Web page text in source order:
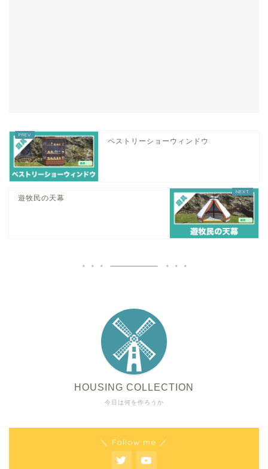
ペストリーショーウィンドウ
遊牧民の天幕
今日は何を作ろうか
HOUSING COLLECTION
＼ Follow me ／